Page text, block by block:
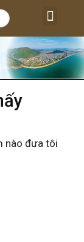
nào đưa tôi